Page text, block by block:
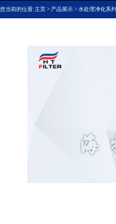
您当前的位置:主页 > 产品展示 > 水处理净化系列